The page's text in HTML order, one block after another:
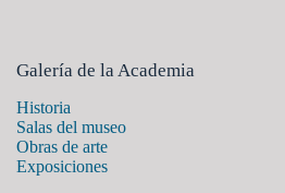
Galería de la Academia
Historia
Salas del museo
Obras de arte
Exposiciones